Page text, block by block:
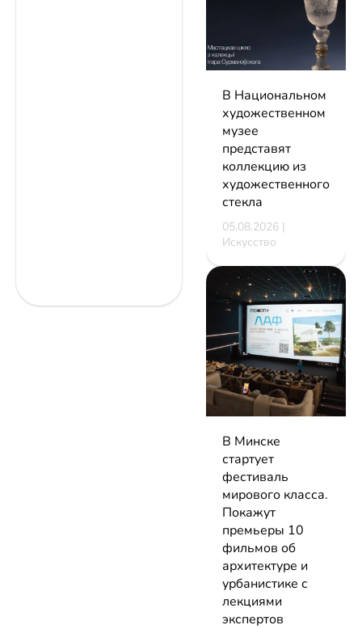
В Национальном
художественном
музее
представят
коллекцию из
художественного
стекла
05.08.2026 |
Искусство
В Минске
стартует
фестиваль
мирового класса.
Покажут
премьеры 10
фильмов об
архитектуре и
урбанистике с
лекциями
экспертов